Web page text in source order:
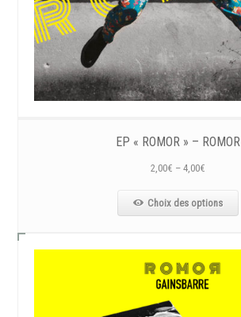
EP « ROMOR » – ROMOR
2,00€ – 4,00€
Choix des options